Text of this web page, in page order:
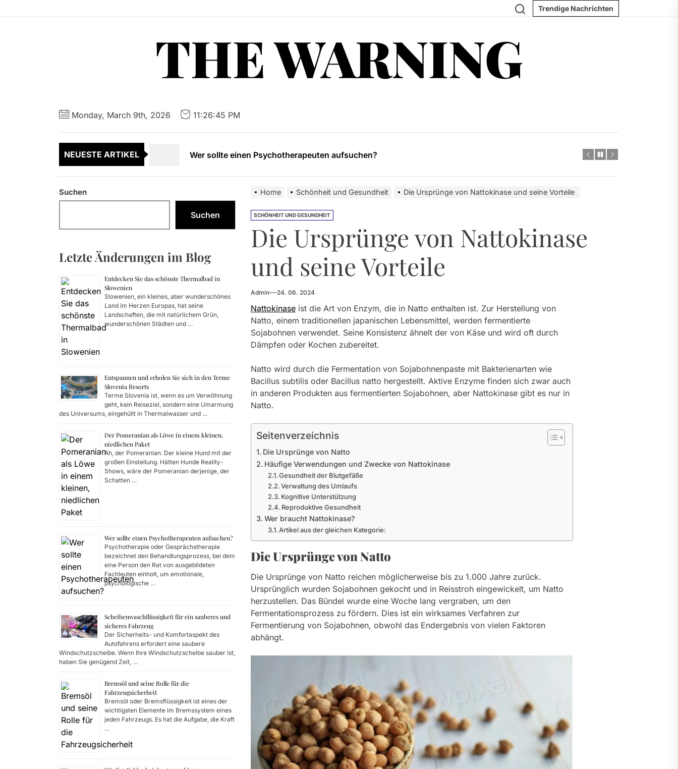
to
SearchTrendige Nachrichten
THE WARNING
Monday, March 9th, 2026 11:26:46 PM
NEUESTE ARTIKEL
Häufige Fehler bei der Auswahl von Druckertinte
Der Pomeranian als Löwe in einem kleinen, niedlichen Paket
Wer sollte einen Psychotherapeuten aufsuchen?
Bremsöl und seine Rolle für die Fahrzeugsicherheit
Häufige Fehler bei der Auswahl von Druckertinte
Entspannen und erholen Sie sich in den Terme Slovenia Resorts
Wer sollte einen Psychotherapeuten aufsuchen?
Bremsöl und seine Rolle für die Fahrzeugsicherheit
Häufige Fehler bei der Auswahl von Druckertinte
Home Schönheit und Gesundheit Die Ursprünge von Nattokinase und seine Vorteile
SCHÖNHEIT UND GESUNDHEIT
Die Ursprünge von Nattokinase
und seine Vorteile
Admin 24. 06. 2024
Nattokinaseist die Art von Enzym, die in Natto enthalten ist. Zur Herstellung von
Natto, einem traditionellen japanischen Lebensmittel, werden fermentierte
Sojabohnen verwendet. Seine Konsistenz ähnelt der von Käse und wird oft durch
Dämpfen oder Kochen zubereitet.
Natto wird durch die Fermentation von Sojabohnenpaste mit Bakterienarten wie
Bacillus subtilis oder Bacillus natto hergestellt. Aktive Enzyme finden sich zwar auch
in anderen Produkten aus fermentierten Sojabohnen, aber Nattokinase gibt es nur in
Natto.
Seitenverzeichnis
Die Ursprünge von Natto
Häufige Verwendungen und Zwecke von Nattokinase
Gesundheit der Blutgefäße
Verwaltung des Umlaufs
Kognitive Unterstützung
Reproduktive Gesundheit
Wer braucht Nattokinase?
Artikel aus der gleichen Kategorie:
Die Ursprünge von Natto
Die Ursprünge von Natto reichen möglicherweise bis zu 1.000 Jahre zurück.
Ursprünglich wurden Sojabohnen gekocht und in Reisstroh eingewickelt, um Natto
herzustellen. Das Bündel wurde eine Woche lang vergraben, um den
Fermentationsprozess zu fördern. Dies ist ein wirksames Verfahren zur
Fermentierung von Sojabohnen, obwohl das Endergebnis von vielen Faktoren
abhängt.
Suchen
Suchen
Letzte Änderungen im Blog
Entdecken Sie das schönste Thermalbad in
Slowenien
Slowenien, ein kleines, aber wunderschönes
Land im Herzen Europas, hat seine
Landschaften, die mit natürlichem Grün,
wunderschönen Städten und …
Entspannen und erholen Sie sich in den Terme
Slovenia Resorts
Terme Slovenia ist, wenn es um Verwöhnung
geht, kein Reiseziel, sondern eine Umarmung
des Universums, eingehüllt in Thermalwasser und …
Der Pomeranian als Löwe in einem kleinen,
niedlichen Paket
Ah, der Pomeranian. Der kleine Hund mit der
großen Einstellung. Hätten Hunde Reality-
Shows, wäre der Pomeranian derjenige, der
Schatten …
Wer sollte einen Psychotherapeuten aufsuchen?
Psychotherapie oder Gesprächstherapie
bezeichnet den Behandlungsprozess, bei dem
eine Person den Rat von ausgebildeten
Fachleuten einholt, um emotionale,
psychologische …
Scheibenwaschflüssigkeit für ein sauberes und
sicheres Fahrzeug
Der Sicherheits- und Komfortaspekt des
Autofahrens erfordert eine saubere
Windschutzscheibe. Wenn Ihre Windschutzscheibe sauber ist,
haben Sie genügend Zeit, …
Bremsöl und seine Rolle für die
Fahrzeugsicherheit
Bremsöl oder Bremsflüssigkeit ist eines der
wichtigsten Elemente im Bremssystem eines
jeden Fahrzeugs. Es hat die Aufgabe, die Kraft
…